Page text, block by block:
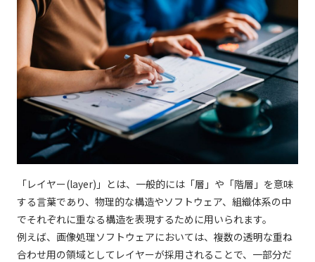
「レイヤー(layer)」とは、一般的には「層」や「階層」を意味
する言葉であり、物理的な構造やソフトウェア、組織体系の中
でそれぞれに重なる構造を表現するために用いられます。
例えば、画像処理ソフトウェアにおいては、複数の透明な重ね
合わせ用の領域としてレイヤーが採用されることで、一部分だ